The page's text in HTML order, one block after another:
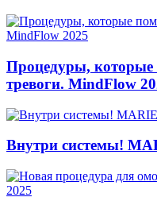
Процедуры, которые
тревоги. MindFlow
Внутри системы!